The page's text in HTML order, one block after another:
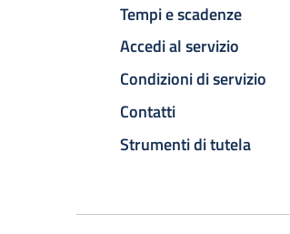
Tempi e scadenze
Accedi al servizio
Condizioni di servizio
Contatti
Strumenti di tutela